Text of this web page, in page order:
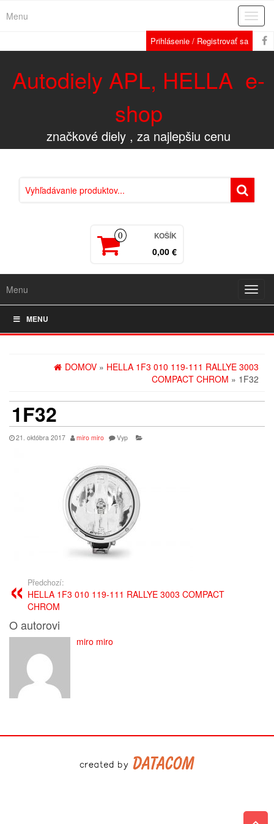
Menu
Prihlásenie / Registrovať sa
Autodiely APL, HELLA e-
shop
značkové diely , za najlepšiu cenu
0 KOŠÍK
0,00 €
Menu
MENU
DOMOV » HELLA 1F3 010 119-111 RALLYE 3003
COMPACT CHROM » 1F32
1F32
21. októbra 2017 miro miro Vyp
Předchozí:
HELLA 1F3 010 119-111 RALLYE 3003 COMPACT
CHROM
O autorovi
miro miro